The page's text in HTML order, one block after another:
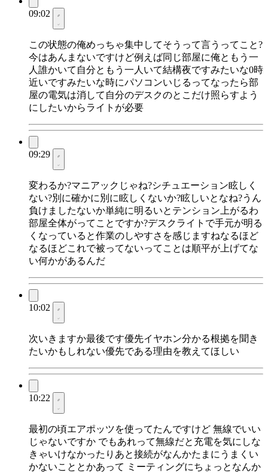
09:02
この状態の俺めっちゃ集中してそうって言うってこと?
今はあんまないですけど例えば同じ部屋に俺ともう一
人誰かいて自分ともう一人いて結構夜ですみたいな0時
近いですみたいな時にパソコンいじるってなったら部
屋の電気は消して自分のデスクのとこだけ照らすよう
にしたいからライトが必要
09:29
変わるか?マニアックじゃね?シチュエーション眩しく
ない?別に確かに別に眩しくないか?眩しいとなね?うん
負けましたないか単純に明るいとテンション上がるわ
部屋全体がってことですか?デスクライトで手元が明る
くなっていると作業のしやすさを感じますねなるほど
なるほどこれで被ってないってことは順平が上げてな
い何かがあるんだ
10:02
次いきますか最後です優先イヤホン分かる根拠を聞き
たいかもしれない優先である理由を教えてほしい
10:22
最初の頃エアポッツを使ってたんですけど 無線でいい
じゃないですか でもあれって無線だと充電を気にしな
きゃいけなかったりあと接続がなんかたまにうまくい
かないこととかあって ミーティングにちょっとなんか